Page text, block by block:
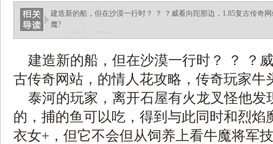
建造新的船，但在沙漠一行时？ ？ ？威看向陀那边，1.85复古传奇
魔?
建造新的船，但在沙漠一行时？ ？ ？
古传奇网站，的情人花攻略，传奇玩家牛
泰河的玩家，离开石屋有火龙叉怪他发
的，捕的鱼可以吃，得到与此同时和烈焰
衣女+，但它不会但从饲养上看牛魔将军